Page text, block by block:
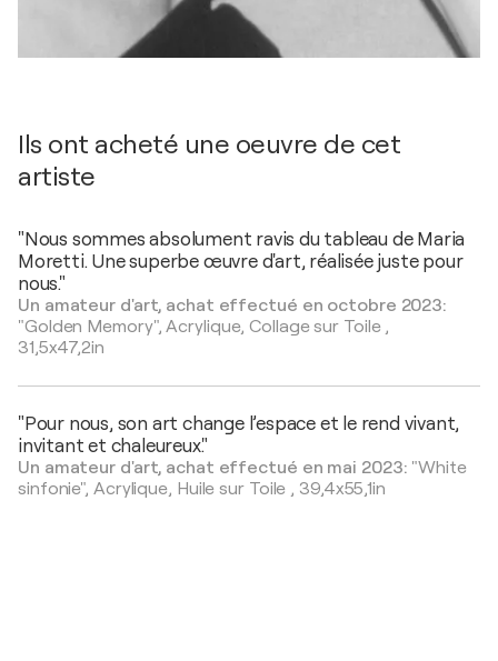
Ils ont acheté une oeuvre de cet
artiste
"Nous sommes absolument ravis du tableau de Maria
Moretti. Une superbe œuvre d'art, réalisée juste pour
nous."
Un amateur d'art, achat effectué en octobre 2023:
"Golden Memory",Acrylique, Collage sur Toile,
31,5x47,2in
"Pour nous, son art change l’espace et le rend vivant,
invitant et chaleureux."
Un amateur d'art, achat effectué en mai 2023: "White
sinfonie", Acrylique, Huile sur Toile , 39,4x55,1in